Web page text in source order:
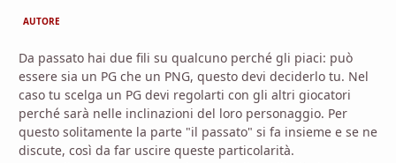
AUTORE
Da passato hai due fili su qualcuno perché gli piaci: può
essere sia un PG che un PNG, questo devi deciderlo tu. Nel
caso tu scelga un PG devi regolarti con gli altri giocatori
perché sarà nelle inclinazioni del loro personaggio. Per
questo solitamente la parte "il passato" si fa insieme e se ne
discute, così da far uscire queste particolarità.